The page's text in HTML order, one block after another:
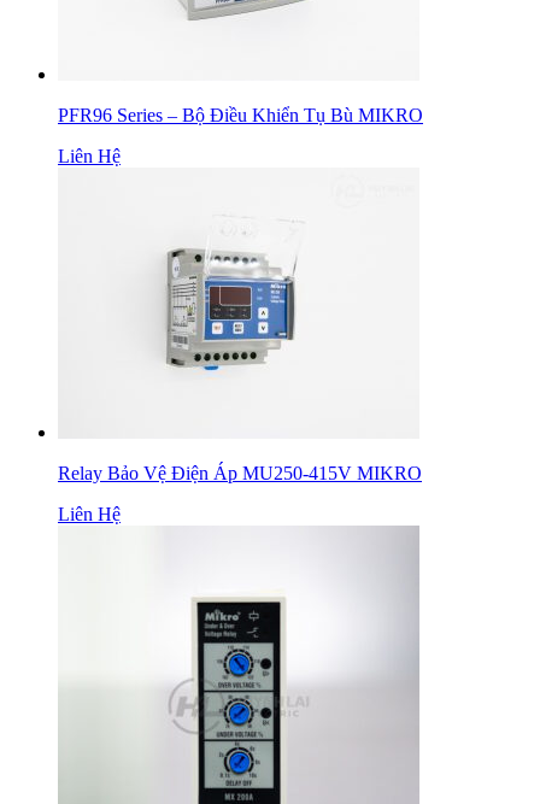
PFR96 Series – Bộ Điều Khiển Tụ Bù MIKRO
Liên Hệ
Relay Bảo Vệ Điện Áp MU250-415V MIKRO
Liên Hệ